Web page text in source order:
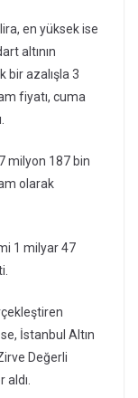
en yüksek ise
altının
bir azalışla 3
fiyatı, cuma
milyon 187 bin
olarak
1 milyar 47
İstanbul Altın
Değerli